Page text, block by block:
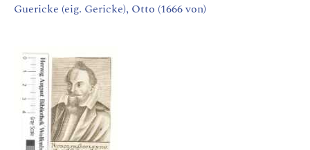
Guericke (eig. Gericke), Otto (1666 von)